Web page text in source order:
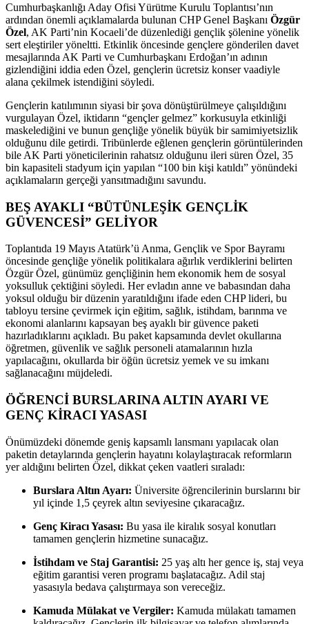
Cumhurbaşkanlığı Aday Ofisi Yürütme Kurulu Toplantısı’nın
ardından önemli açıklamalarda bulunan CHP Genel Başkanı Özgür
Özel, AK Parti’nin Kocaeli’de düzenlediği gençlik şölenine yönelik
sert eleştiriler yöneltti. Etkinlik öncesinde gençlere gönderilen davet
mesajlarında AK Parti ve Cumhurbaşkanı Erdoğan’ın adının
gizlendiğini iddia eden Özel, gençlerin ücretsiz konser vaadiyle
alana çekilmek istendiğini söyledi.
Gençlerin katılımının siyasi bir şova dönüştürülmeye çalışıldığını
vurgulayan Özel, iktidarın “gençler gelmez” korkusuyla etkinliği
maskelediğini ve bunun gençliğe yönelik büyük bir samimiyetsizlik
olduğunu dile getirdi. Tribünlerde eğlenen gençlerin görüntülerinden
bile AK Parti yöneticilerinin rahatsız olduğunu ileri süren Özel, 35
bin kapasiteli stadyum için yapılan “100 bin kişi katıldı” yönündeki
açıklamaların gerçeği yansıtmadığını savundu.
BEŞ AYAKLI “BÜTÜNLEŞİK GENÇLİK
GÜVENCESİ” GELİYOR
Toplantıda 19 Mayıs Atatürk’ü Anma, Gençlik ve Spor Bayramı
öncesinde gençliğe yönelik politikalara ağırlık verdiklerini belirten
Özgür Özel, günümüz gençliğinin hem ekonomik hem de sosyal
yoksulluk çektiğini söyledi. Her evladın anne ve babasından daha
yoksul olduğu bir düzenin yaratıldığını ifade eden CHP lideri, bu
tabloyu tersine çevirmek için eğitim, sağlık, istihdam, barınma ve
ekonomi alanlarını kapsayan beş ayaklı bir güvence paketi
hazırladıklarını açıkladı. Bu paket kapsamında devlet okullarına
öğretmen, güvenlik ve sağlık personeli atamalarının hızla
yapılacağını, okullarda bir öğün ücretsiz yemek ve su imkanı
sağlanacağını müjdeledi.
ÖĞRENCİ BURSLARINA ALTIN AYARI VE
GENÇ KİRACI YASASI
Önümüzdeki dönemde geniş kapsamlı lansmanı yapılacak olan
paketin detaylarında gençlerin hayatını kolaylaştıracak reformların
yer aldığını belirten Özel, dikkat çeken vaatleri sıraladı:
Burslara Altın Ayarı: Üniversite öğrencilerinin burslarını bir
yıl içinde 1,5 çeyrek altın seviyesine çıkaracağız.
Genç Kiracı Yasası: Bu yasa ile kiralık sosyal konutları
tamamen gençlerin hizmetine sunacağız.
İstihdam ve Staj Garantisi: 25 yaş altı her gence iş, staj veya
eğitim garantisi veren programı başlatacağız. Adil staj
yasasıyla bedava çalıştırmaya son vereceğiz.
Kamuda Mülakat ve Vergiler: Kamuda mülakatı tamamen